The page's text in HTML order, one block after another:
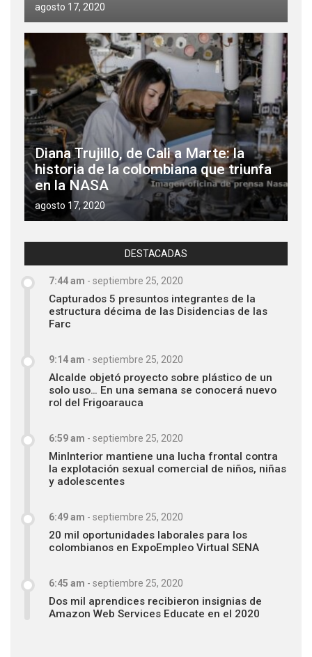
agosto 17, 2020
Diana Trujillo, de Cali a Marte: la
historia de la colombiana que triunfa
en la NASA
agosto 17, 2020
DESTACADAS
7:44 am - septiembre 25, 2020
Capturados 5 presuntos integrantes de la
estructura décima de las Disidencias de las
Farc
9:14 am - septiembre 25, 2020
Alcalde objetó proyecto sobre plástico de un
solo uso… En una semana se conocerá nuevo
rol del Frigoarauca
6:59 am - septiembre 25, 2020
MinInterior mantiene una lucha frontal contra
la explotación sexual comercial de niños, niñas
y adolescentes
6:49 am - septiembre 25, 2020
20 mil oportunidades laborales para los
colombianos en ExpoEmpleo Virtual SENA
6:45 am - septiembre 25, 2020
Dos mil aprendices recibieron insignias de
Amazon Web Services Educate en el 2020